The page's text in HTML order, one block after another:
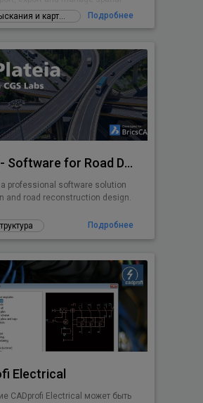
ГИС, изыскания и картографирование Подробнее
Plateia - Software for Road Design
a professional software solution
and road reconstruction design.
Подробнее
Electrical
CADprofi Electrical может быть